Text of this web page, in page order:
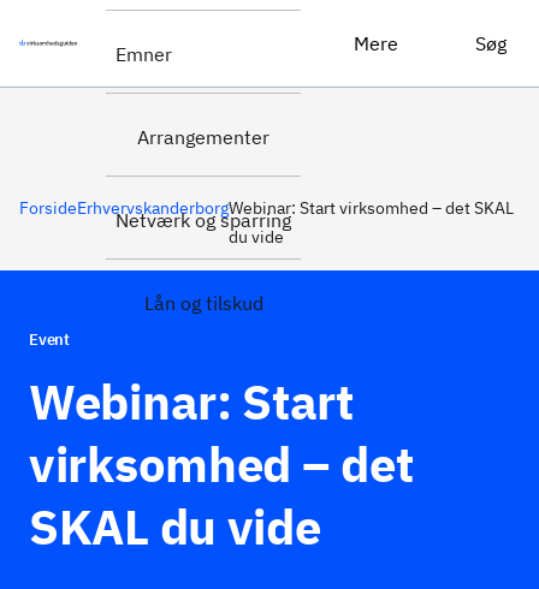
Emner
Arrangementer
Netværk og sparring
Lån og tilskud
Mere Søg
Tilmeld dig her
ForsideErhvervskanderborgWebinar: Start virksomhed – det SKAL
du vide
Event
Webinar: Start
virksomhed – det
SKAL du vide